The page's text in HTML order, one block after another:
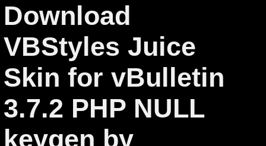
Download
VBStyles Juice
Skin for vBulletin
3.7.2 PHP NULL
keygen by